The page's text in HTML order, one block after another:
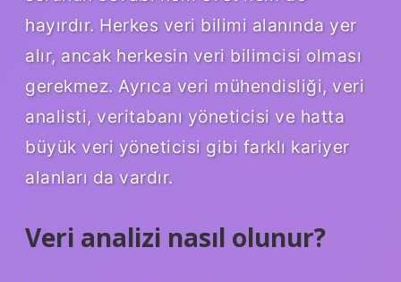
hayırdır. Herkes veri bilimi alanında yer
alır, ancak herkesin veri bilimcisi olması
gerekmez. Ayrıca veri mühendisliği, veri
analisti, veritabanı yöneticisi ve hatta
büyük veri yöneticisi gibi farklı kariyer
alanları da vardır.
Veri analizi nasıl olunur?